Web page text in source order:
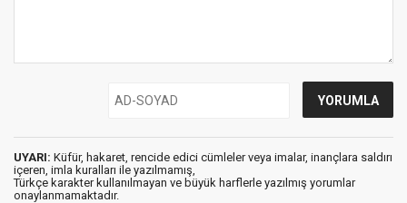
UYARI: Küfür, hakaret, rencide edici cümleler veya imalar, inançlara saldırı
içeren, imla kuralları ile yazılmamış,
Türkçe karakter kullanılmayan ve büyük harflerle yazılmış yorumlar
onaylanmamaktadır.